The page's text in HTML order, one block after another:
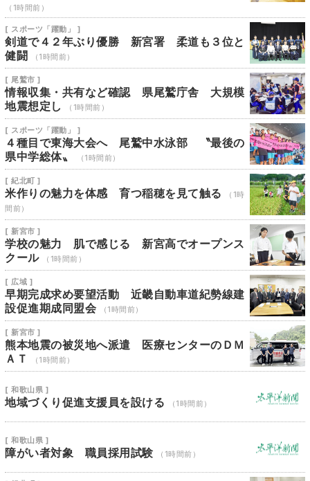
（1時間前）
[ スポーツ「躍動」 ]
剣道で４２年ぶり優勝 新宮署 柔道も３位と
健闘
（1時間前）
[ 尾鷲市 ]
情報収集・共有など確認 県尾鷲庁舎 大規模
地震想定し
（1時間前）
[ スポーツ「躍動」 ]
４種目で東海大会へ 尾鷲中水泳部 〝最後の
県中学総体〟
（1時間前）
[ 紀北町 ]
米作りの魅力を体感 育つ稲穂を見て触る
（1時
間前）
[ 新宮市 ]
学校の魅力 肌で感じる 新宮高でオープンス
クール
（1時間前）
[ 広域 ]
早期完成求め要望活動 近畿自動車道紀勢線建
設促進期成同盟会
（1時間前）
[ 新宮市 ]
熊本地震の被災地へ派遣 医療センターのＤＭ
ＡＴ
（1時間前）
[ 和歌山県 ]
地域づくり促進支援員を設ける （1時間前）
[ 和歌山県 ]
障がい者対象 職員採用試験 （1時間前）